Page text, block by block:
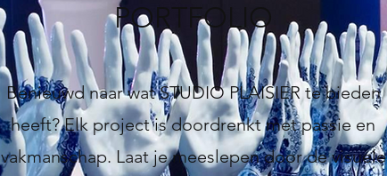
PORTFOLIO
Benieuwd naar wat STUDIO PLAISIER te bieden
heeft? Elk project is doordrenkt met passie en
vakmanschap. Laat je meeslepen door de visuele